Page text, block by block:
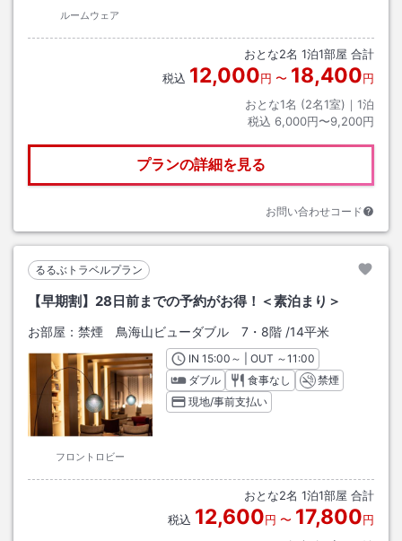
ルームウェア
おとな2名 1泊1部屋 合計
税込 12,000円 〜 18,400円
おとな1名 (2名1室)｜ 1泊
税込 6,000円〜9,200円
プランの詳細を見る
お問い合わせコード
るるぶトラベルプラン
【早期割】28日前までの予約がお得！＜素泊まり＞
お部屋： 禁煙 鳥海山ビューダブル 7・8階 /14平米
フロントロビー
INチェックイン
15:00 ～ | OUT チェックアウト
～11:00
ダブル
食事なし
禁煙
現地/事前支払い
おとな2名 1泊1部屋 合計
税込 12,600円 〜 17,800円